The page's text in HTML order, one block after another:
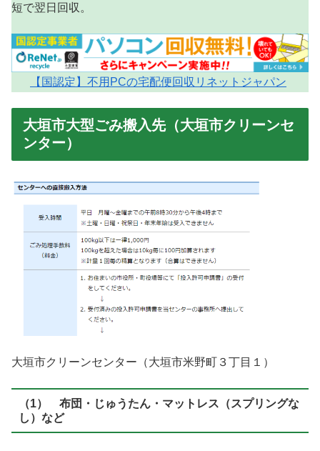
短で翌日回収。
【国認定】不用PCの宅配便回収リネットジャパン
大垣市大型ごみ搬入先（大垣市クリーンセ
ンター）
大垣市クリーンセンター（大垣市米野町３丁目１）
（1） 布団・じゅうたん・マットレス（スプリングな
し）など